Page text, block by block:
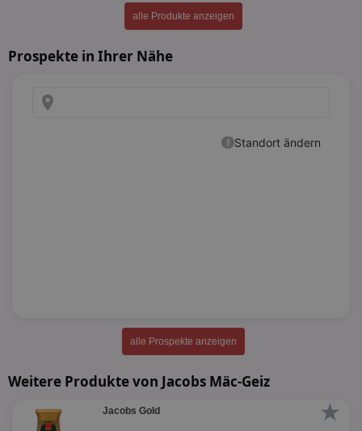
alle Produkte anzeigen
Prospekte in Ihrer Nähe
alle Prospekte anzeigen
Weitere Produkte von Jacobs Mäc-Geiz
★
Jacobs Gold